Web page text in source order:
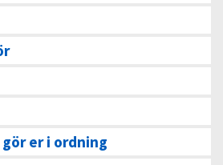
er i ordning